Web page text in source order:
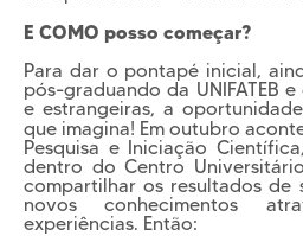
E COMO posso começar?
Para dar o pontapé inicial,
pós-graduando da UNIFATEB
e estrangeiras, a
que imagina! Em outubro
Pesquisa e Iniciação
dentro do Centro
compartilhar os resultados de
novos conhecimentos
experiências. Então: